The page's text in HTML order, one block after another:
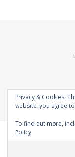
Privacy & Cookies:
website, you agree
To find out more,
Policy